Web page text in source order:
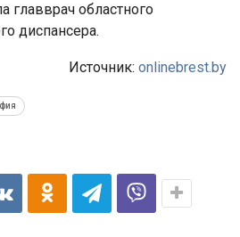
главврач областного
диспансера.
Источник: onlinebrest.by